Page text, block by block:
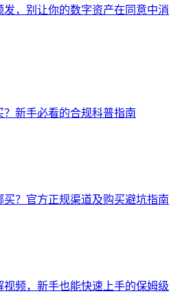
发，别让你的数字资产在同意中消
？新手必看的合规科普指南
买？官方正规渠道及购买避坑指南
视频，新手也能快速上手的保姆级